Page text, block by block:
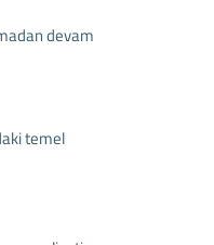
devam
temel